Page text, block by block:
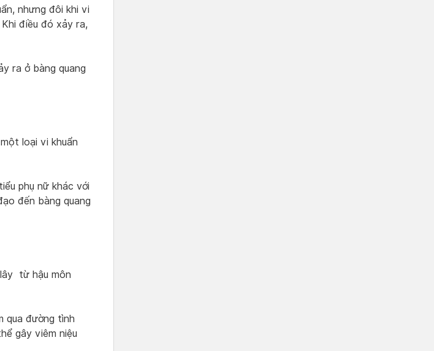
nhưng đôi khi vi
điều đó xảy ra,
ra ở bàng quang
loại vi khuẩn
phụ nữ khác với
đến bàng quang
từ hậu môn
qua đường tình
gây viêm niệu